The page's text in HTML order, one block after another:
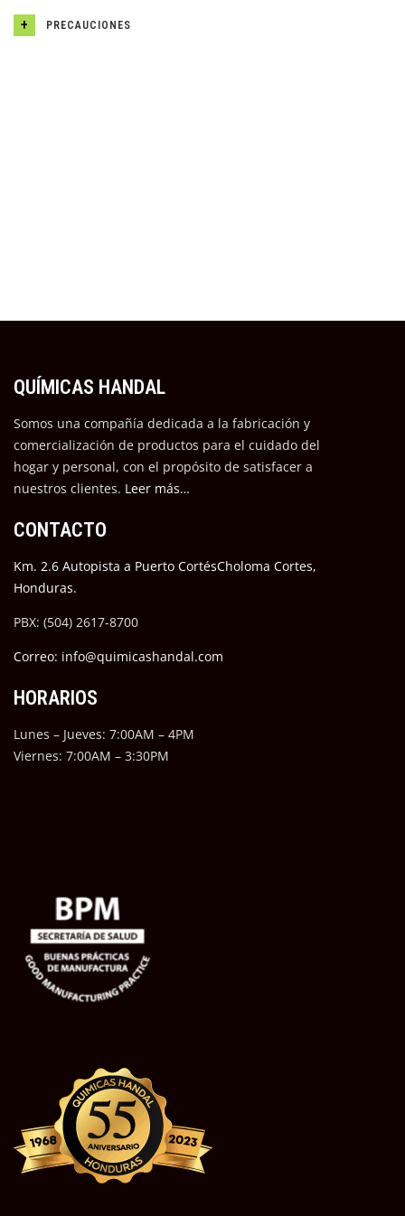
PRECAUCIONES
QUÍMICAS HANDAL
Somos una compañía dedicada a la fabricación y
comercialización de productos para el cuidado del
hogar y personal, con el propósito de satisfacer a
nuestros clientes. Leer más…
CONTACTO
Km. 2.6 Autopista a Puerto CortésCholoma Cortes,
Honduras.
PBX: (504) 2617-8700
Correo: info@quimicashandal.com
HORARIOS
Lunes – Jueves: 7:00AM – 4PM
Viernes: 7:00AM – 3:30PM